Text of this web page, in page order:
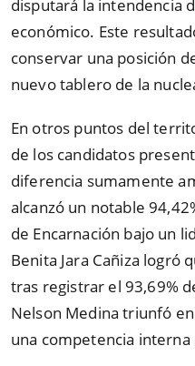
disputará la intendencia
económico. Este
conservar una posición
nuevo tablero de la
En otros puntos del
de los candidatos
diferencia sumamente
alcanzó un notable
de Encarnación bajo un
Benita Jara Cañiza logró
tras registrar el 93,69%
Nelson Medina triunfó
una competencia